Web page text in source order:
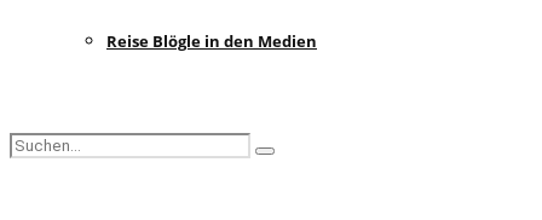
Reise Blögle in den Medien
Search
Search